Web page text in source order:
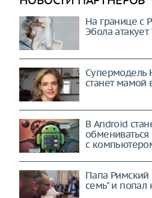
На границе с
Эбола атакует
Супермодель
станет мамой
В Android
с
Папа Римский
семь" и попал